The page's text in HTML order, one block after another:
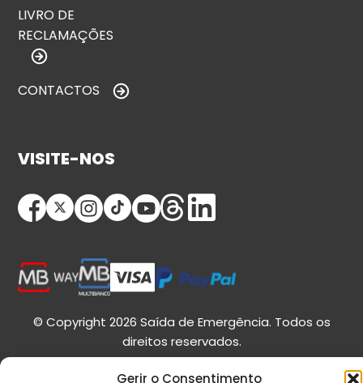
Gerir o Consentimento
LIVRO DE
RECLAMAÇÕES
CONTACTOS
VISITE-NOS
© Copyright 2026 Saída de Emergência. Todos os
direitos reservados.